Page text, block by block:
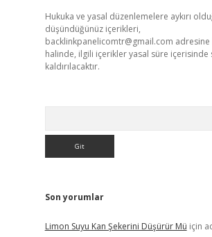
Hukuka ve yasal düzenlemelere aykırı
düşündüğünüz içerikleri,
backlinkpanelicomtr@gmail.com
halinde, ilgili içerikler yasal süre içerisinde
kaldırılacaktır.
Son yorumlar
Limon Suyu Kan Şekerini Düşürür Mü için